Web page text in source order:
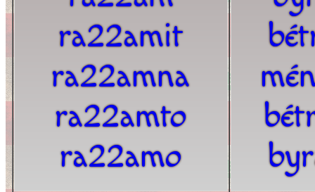
ra22amit
ra22amna
ra22amto
ra22amo